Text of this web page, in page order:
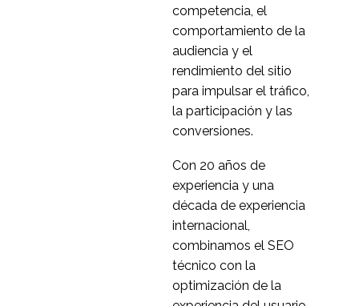
3
Grupos focales -
Buenas prácticas
3
Cómo llevar a cabo
una clasificación de
Construcción de filtros
para pruebas de
3
Las ventajas de los
3
Cómo realizar un
competencia, el
comportamiento de la
audiencia y el
rendimiento del sitio
para impulsar el tráfico,
la participación y las
conversiones.
Con 20 años de
experiencia y una
década de experiencia
internacional,
combinamos el SEO
técnico con la
optimización de la